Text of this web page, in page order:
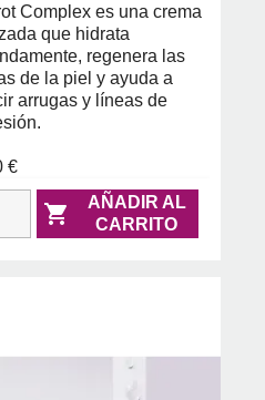
Complex es una crema
que hidrata
regenera las
de la piel y ayuda a
arrugas y líneas de
€

AÑADIR AL
CARRITO